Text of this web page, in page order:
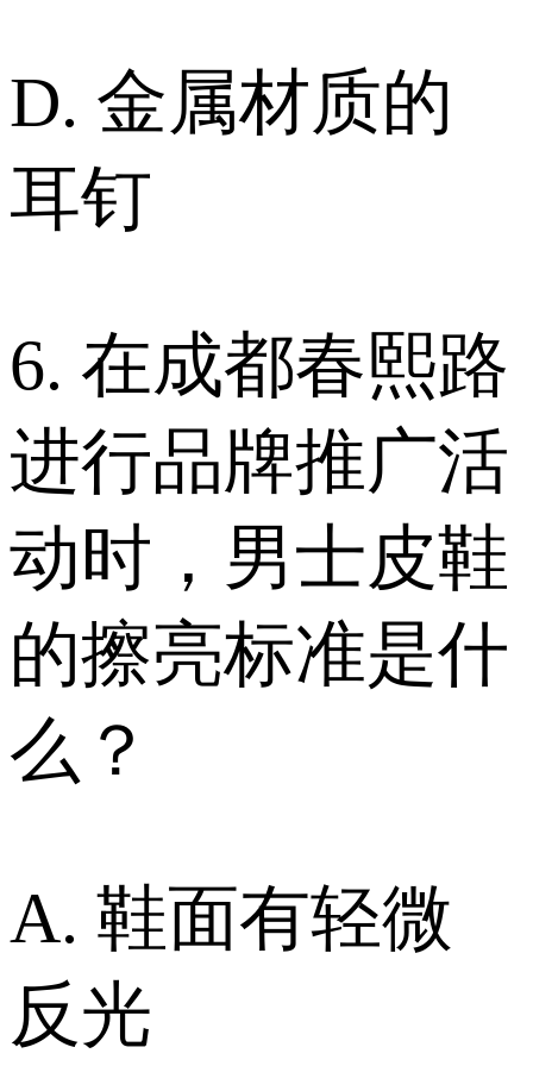
D. 金属材质的
耳钉
6. 在成都春熙路
进行品牌推广活
动时，男士皮鞋
的擦亮标准是什
么？
A. 鞋面有轻微
反光